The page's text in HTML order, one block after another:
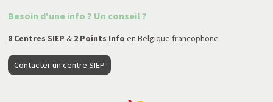
Besoin d'une info ? Un conseil ?
8 Centres SIEP & 2 Points Info en Belgique francophone
Contacter un centre SIEP